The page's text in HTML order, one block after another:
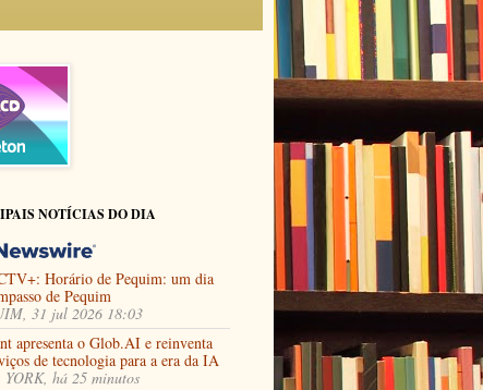
NOTÍCIAS DO DIA
Horário de Pequim: um dia
de Pequim
31 jul 2026 18:03
apresenta o Glob.AI e reinventa
de tecnologia para a era da IA
YORK, há 25 minutos